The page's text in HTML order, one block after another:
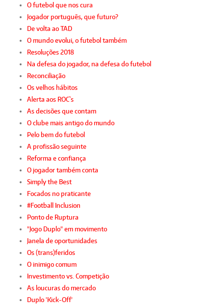
O futebol que nos cura
Jogador português, que futuro?
De volta ao TAD
O mundo evolui, o futebol também
Resoluções 2018
Na defesa do jogador, na defesa do futebol
Reconciliação
Os velhos hábitos
Alerta aos ROC`s
As decisões que contam
O clube mais antigo do mundo
Pelo bem do futebol
A profissão seguinte
Reforma e confiança
O jogador também conta
Simply the Best
Focados no praticante
#Football Inclusion
Ponto de Ruptura
"Jogo Duplo" em movimento
Janela de oportunidades
Os (trans)feridos
O inimigo comum
Investimento vs. Competição
As loucuras do mercado
Duplo 'Kick-Off'